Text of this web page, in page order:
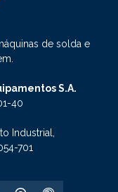
de solda e
S.A.
40
Industrial,
701